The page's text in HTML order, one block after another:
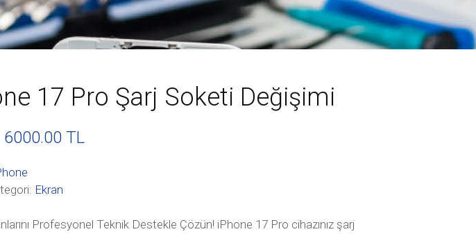
17 Pro Şarj Soketi Değişimi
6000.00 TL
Ekran
Profesyonel Teknik Destekle Çözün! iPhone 17 Pro cihazınız şarj